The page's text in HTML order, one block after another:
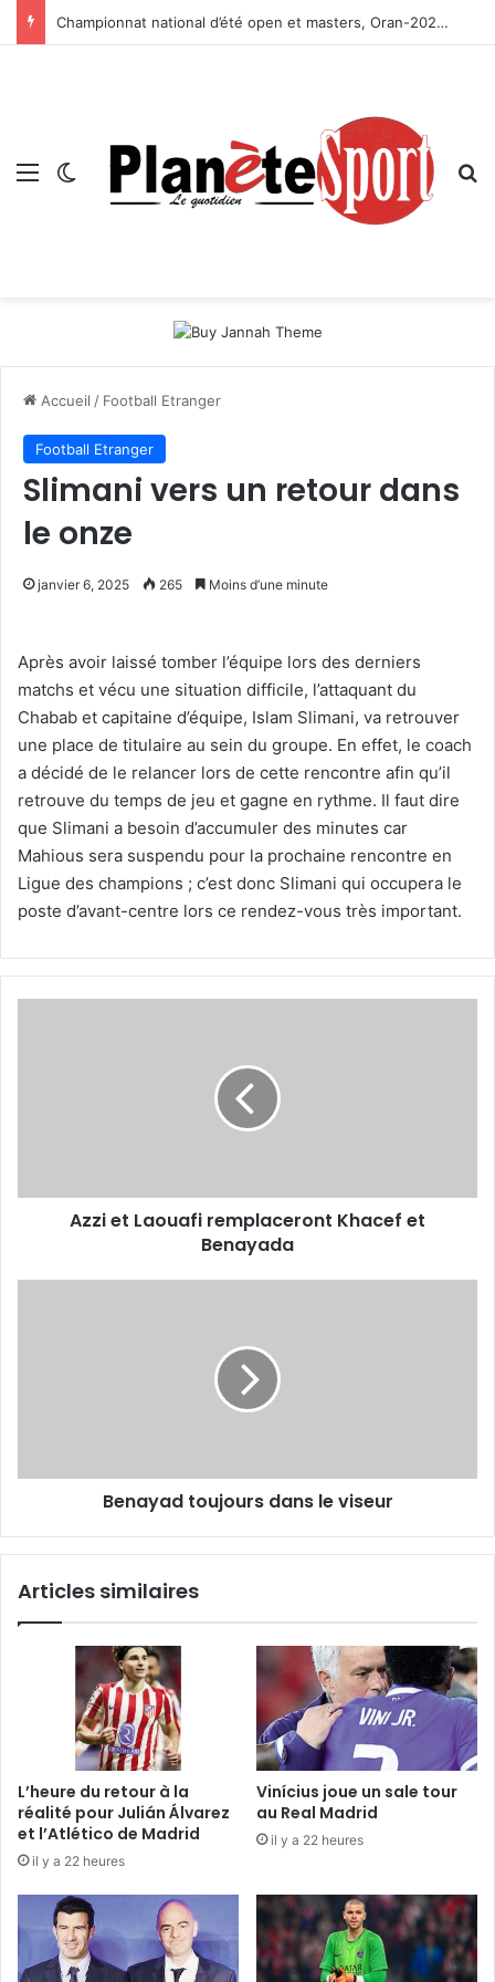
Championnat national d’été open et masters, Oran-2026 — Le CRB s’adjuge le titre
Menu Switch skin
Accueil / Football Etranger
Football Etranger
Slimani vers un retour dans
le onze
janvier 6, 2025 265 Moins d’une minute
Après avoir laissé tomber l’équipe lors des derniers
matchs et vécu une situation difficile, l’attaquant du
Chabab et capitaine d’équipe, Islam Slimani, va retrouver
une place de titulaire au sein du groupe. En effet, le coach
a décidé de le relancer lors de cette rencontre afin qu’il
retrouve du temps de jeu et gagne en rythme. Il faut dire
que Slimani a besoin d’accumuler des minutes car
Mahious sera suspendu pour la prochaine rencontre en
Ligue des champions ; c’est donc Slimani qui occupera le
poste d’avant-centre lors ce rendez-vous très important.
Azzi et Laouafi remplaceront Khacef et
Benayada
Benayad toujours dans le viseur
Articles similaires
L’heure du retour à la
réalité pour Julián Álvarez
et l’Atlético de Madrid
il y a 22 heures
Vinícius joue un sale tour
au Real Madrid
il y a 22 heures